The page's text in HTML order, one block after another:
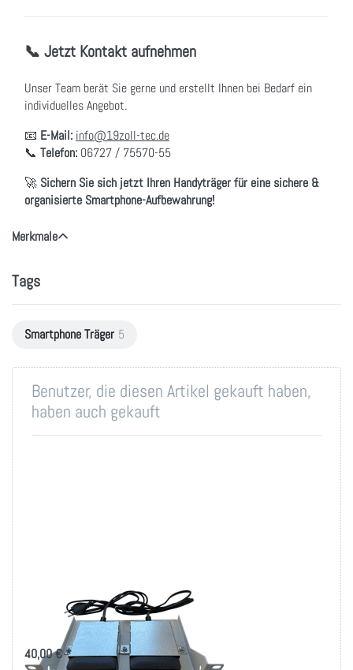
📞 Jetzt Kontakt aufnehmen
Unser Team berät Sie gerne und erstellt Ihnen bei Bedarf ein
individuelles Angebot.
📧 E-Mail: info@19zoll-tec.de
📞 Telefon: 06727 / 75570-55
🚀 Sichern Sie sich jetzt Ihren Handyträger für eine sichere &
organisierte Smartphone-Aufbewahrung!
Merkmale
Tags
Smartphone Träger 5
Benutzer, die diesen Artikel gekauft haben,
haben auch gekauft
Smartphone USB
Ladegerät Träger
40,00 € *